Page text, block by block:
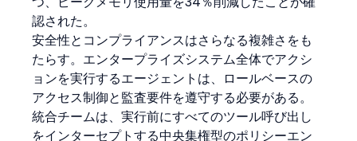
認された。
安全性とコンプライアンスはさらなる複雑さをも
たらす。エンタープライズシステム全体でアクシ
ョンを実行するエージェントは、ロールベースの
アクセス制御と監査要件を遵守する必要がある。
統合チームは、実行前にすべてのツール呼び出し
をインターセプトする中央集権型のポリシーエン